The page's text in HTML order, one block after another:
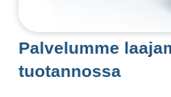
Palvelumme
tuotannossa